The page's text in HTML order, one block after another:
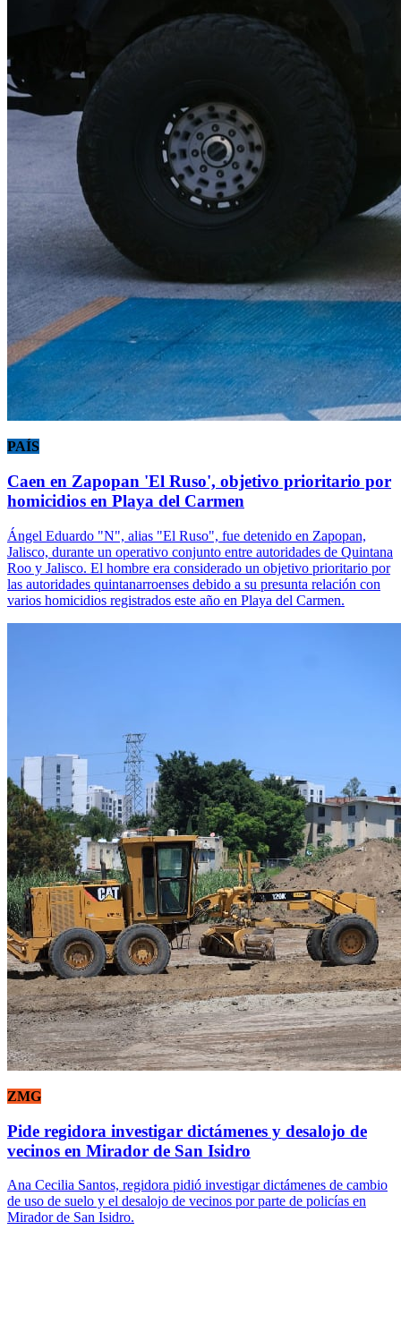
PAÍS
Caen en Zapopan 'El Ruso', objetivo prioritario por
homicidios en Playa del Carmen
Ángel Eduardo "N", alias "El Ruso", fue detenido en Zapopan,
Jalisco, durante un operativo conjunto entre autoridades de Quintana
Roo y Jalisco. El hombre era considerado un objetivo prioritario por
las autoridades quintanarroenses debido a su presunta relación con
varios homicidios registrados este año en Playa del Carmen.
ZMG
Pide regidora investigar dictámenes y desalojo de
vecinos en Mirador de San Isidro
Ana Cecilia Santos, regidora pidió investigar dictámenes de cambio
de uso de suelo y el desalojo de vecinos por parte de policías en
Mirador de San Isidro.